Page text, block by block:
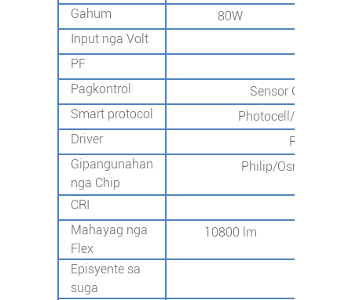
Gahum
80W
Input nga Volt
PF
Pagkontrol
Sensor Gen1/
Smart protocol
Photocell/2G/4G/
Driver
Philip/
Gipangunahan
nga Chip
Philip/Osram/
CRI
Mahayag nga
Flex
10800 lm
Episyente sa
suga